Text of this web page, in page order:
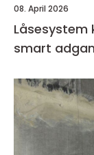
08. April 2026
Låsesystem kastrup
smart